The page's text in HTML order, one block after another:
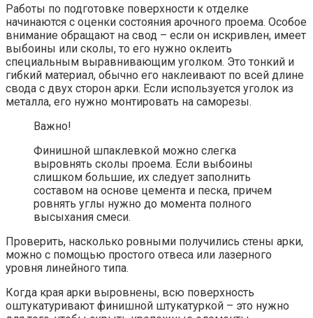
Работы по подготовке поверхности к отделке
начинаются с оценки состояния арочного проема. Особое
внимание обращают на свод – если он искривлен, имеет
выбоины или сколы, то его нужно оклеить
специальным выравнивающим уголком. Это тонкий и
гибкий материал, обычно его наклеивают по всей длине
свода с двух сторон арки. Если используется уголок из
металла, его нужно монтировать на саморезы.
Важно!
Финишной шпаклевкой можно слегка
выровнять сколы проема. Если выбоины
слишком большие, их следует заполнить
составом на основе цемента и песка, причем
ровнять углы нужно до момента полного
высыхания смеси.
Проверить, насколько ровными получились стены арки,
можно с помощью простого отвеса или лазерного
уровня линейного типа.
Когда края арки выровнены, всю поверхность
оштукатуривают финишной штукатуркой – это нужно